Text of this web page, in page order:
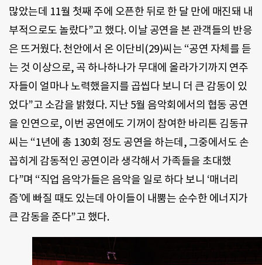
많았는데 11월 첫째 주에 오픈한 뒤로 한 달 만에 매진돼 내
부적으로도 놀랐다”고 했다. 이날 공연을 본 관객들의 반응
은 뜨거웠다. 천안에서 온 이단비(29)씨는 “공연 자체를 듣
는 것 이상으로, 곡 하나하나가 무대에 올라가기까지 연주
자들이 얼마나 노력했을지를 곱씹다 보니 더 큰 감동이 있
었다”고 소감을 밝혔다. 지난 5월 음악회에서의 협동 공연
을 인연으로, 이번 공연에도 기꺼이 참여한 바리톤 김동규
씨는 “1년에 총 130회 정도 공연을 하는데, 그중에서도 손
꼽히게 감동적인 공연이라 생각해서 가족들을 초대했
다”며 “직업 음악가들은 음악을 일로 하다 보니 ‘매너리
즘’에 빠질 때도 있는데 아이들이 내뿜는 순수한 에너지가
큰 감동을 준다”고 했다.